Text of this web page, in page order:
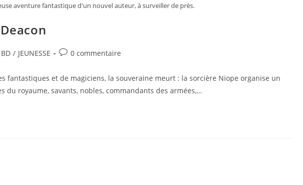
aventure fantastique d'un nouvel auteur, à surveiller de près.
BD / JEUNESSE 0 commentaire
fantastiques et de magiciens, la souveraine meurt : la sorcière Niope organise un
du royaume, savants, nobles, commandants des armées,…